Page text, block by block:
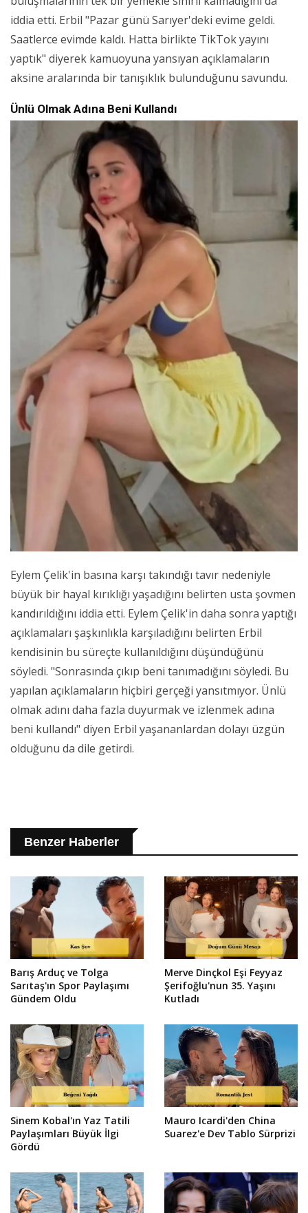
iddia etti. Erbil "Pazar günü Sarıyer'deki evime geldi.
Saatlerce evimde kaldı. Hatta birlikte TikTok yayını
yaptık" diyerek kamuoyuna yansıyan açıklamaların
aksine aralarında bir tanışıklık bulunduğunu savundu.
Ünlü Olmak Adına Beni Kullandı
Eylem Çelik'in basına karşı takındığı tavır nedeniyle
büyük bir hayal kırıklığı yaşadığını belirten usta şovmen
kandırıldığını iddia etti. Eylem Çelik'in daha sonra yaptığı
açıklamaları şaşkınlıkla karşıladığını belirten Erbil
kendisinin bu süreçte kullanıldığını düşündüğünü
söyledi. "Sonrasında çıkıp beni tanımadığını söyledi. Bu
yapılan açıklamaların hiçbiri gerçeği yansıtmıyor. Ünlü
olmak adını daha fazla duyurmak ve izlenmek adına
beni kullandı" diyen Erbil yaşananlardan dolayı üzgün
olduğunu da dile getirdi.
Benzer Haberler
Barış Arduç ve Tolga
Sarıtaş'ın Spor Paylaşımı
Gündem Oldu
Merve Dinçkol Eşi Feyyaz
Şerifoğlu'nun 35. Yaşını
Kutladı
Sinem Kobal'ın Yaz Tatili
Paylaşımları Büyük İlgi
Gördü
Mauro Icardi'den China
Suarez'e Dev Tablo Sürprizi